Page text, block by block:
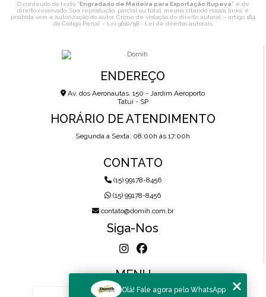
O conteúdo do texto "Engradado de Madeira para Exportação Itupeva" é de
direito reservado. Sua reprodução, parcial ou total, mesmo citando nossos links, é
proibida sem a autorização do autor. Crime de violação de direito autoral – artigo 184
do Código Penal – Lei 9610/98 - Lei de direitos autorais.
ENDEREÇO
Av. dos Aeronautas, 150 - Jardim Aeroporto
Tatuí - SP
HORÁRIO DE ATENDIMENTO
Segunda a Sexta: 08:00h às 17:00h
CONTATO
(15) 99178-8456
(15) 99178-8456
contato@domih.com.br
Siga-Nos
MENU
HOME
Olá! Fale agora pelo WhatsApp